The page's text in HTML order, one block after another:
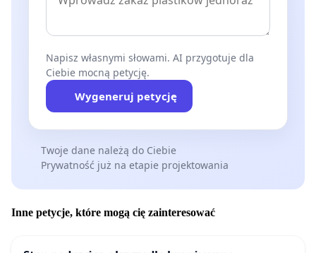
Napisz własnymi słowami. AI przygotuje dla
Ciebie mocną petycję.
Wygeneruj petycję
Twoje dane należą do Ciebie
Prywatność już na etapie projektowania
Inne petycje, które mogą cię zainteresować